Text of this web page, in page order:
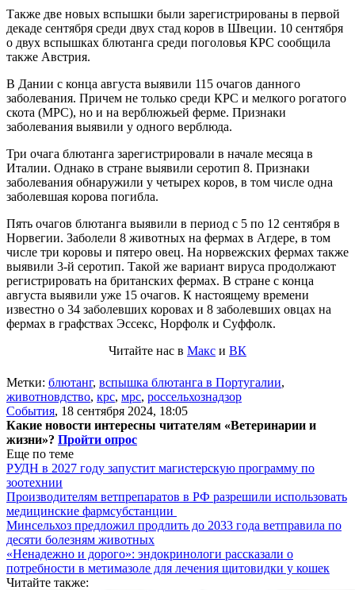
Также две новых вспышки были зарегистрированы в первой
декаде сентября среди двух стад коров в Швеции. 10 сентября
о двух вспышках блютанга среди поголовья КРС сообщила
также Австрия.
В Дании с конца августа выявили 115 очагов данного
заболевания. Причем не только среди КРС и мелкого рогатого
скота (МРС), но и на верблюжьей ферме. Признаки
заболевания выявили у одного верблюда.
Три очага блютанга зарегистрировали в начале месяца в
Италии. Однако в стране выявили серотип 8. Признаки
заболевания обнаружили у четырех коров, в том числе одна
заболевшая корова погибла.
Пять очагов блютанга выявили в период с 5 по 12 сентября в
Норвегии. Заболели 8 животных на фермах в Агдере, в том
числе три коровы и пятеро овец. На норвежских фермах также
выявили 3-й серотип. Такой же вариант вируса продолжают
регистрировать на британских фермах. В стране с конца
августа выявили уже 15 очагов. К настоящему времени
известно о 34 заболевших коровах и 8 заболевших овцах на
фермах в графствах Эссекс, Норфолк и Суффолк.
Читайте нас в Макс и ВК
Метки: блютанг, вспышка блютанга в Португалии,
животновдство, крс, мрс, россельхознадзор
События, 18 сентября 2024, 18:05
Какие новости интересны читателям «Ветеринарии и
жизни»? Пройти опрос
Еще по теме
РУДН в 2027 году запустит магистерскую программу по
зоотехнии
Производителям ветпрепаратов в РФ разрешили использовать
медицинские фармсубстанции
Минсельхоз предложил продлить до 2033 года ветправила по
десяти болезням животных
«Ненадежно и дорого»: эндокринологи рассказали о
потребности в метимазоле для лечения щитовидки у кошек
Читайте также: